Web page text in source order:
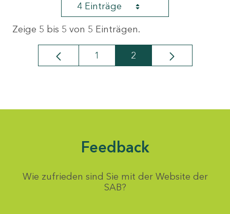
4 Einträge
Zeige 5 bis 5 von 5 Einträgen.
Seite
1 Seite
2
Feedback
Wie zufrieden sind Sie mit der Website der
SAB?